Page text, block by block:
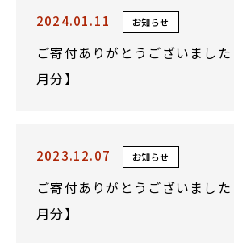
2024.01.11 お知らせ
ご寄付ありがとうございまし
月分】
2023.12.07 お知らせ
ご寄付ありがとうございまし
月分】